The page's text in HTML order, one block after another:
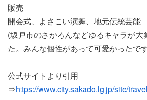
販売
開会式、よさこい演舞、地元伝統芸能
(坂戸市のさかろんなどゆるキャラが大
た。みんな個性があって可愛かったで
公式サイトより引用
⇒https://www.city.sakado.lg.jp/site/